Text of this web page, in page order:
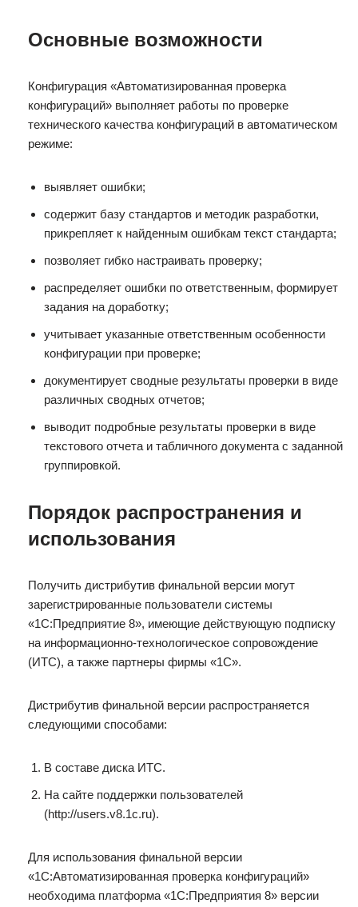
Основные возможности
Конфигурация «Автоматизированная проверка
конфигураций» выполняет работы по проверке
технического качества конфигураций в автоматическом
режиме:
выявляет ошибки;
содержит базу стандартов и методик разработки,
прикрепляет к найденным ошибкам текст стандарта;
позволяет гибко настраивать проверку;
распределяет ошибки по ответственным, формирует
задания на доработку;
учитывает указанные ответственным особенности
конфигурации при проверке;
документирует сводные результаты проверки в виде
различных сводных отчетов;
выводит подробные результаты проверки в виде
текстового отчета и табличного документа с заданной
группировкой.
Порядок распространения и
использования
Получить дистрибутив финальной версии могут
зарегистрированные пользователи системы
«1С:Предприятие 8», имеющие действующую подписку
на информационно-технологическое сопровождение
(ИТС), а также партнеры фирмы «1С».
Дистрибутив финальной версии распространяется
следующими способами:
В составе диска ИТС.
На сайте поддержки пользователей
(http://users.v8.1c.ru).
Для использования финальной версии
«1С:Автоматизированная проверка конфигураций»
необходима платформа «1С:Предприятия 8» версии